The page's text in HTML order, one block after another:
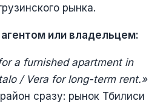
рынка.
или владельцем:
a furnished apartment in
/ Vera for long-term rent.»
сразу: рынок Тбилиси